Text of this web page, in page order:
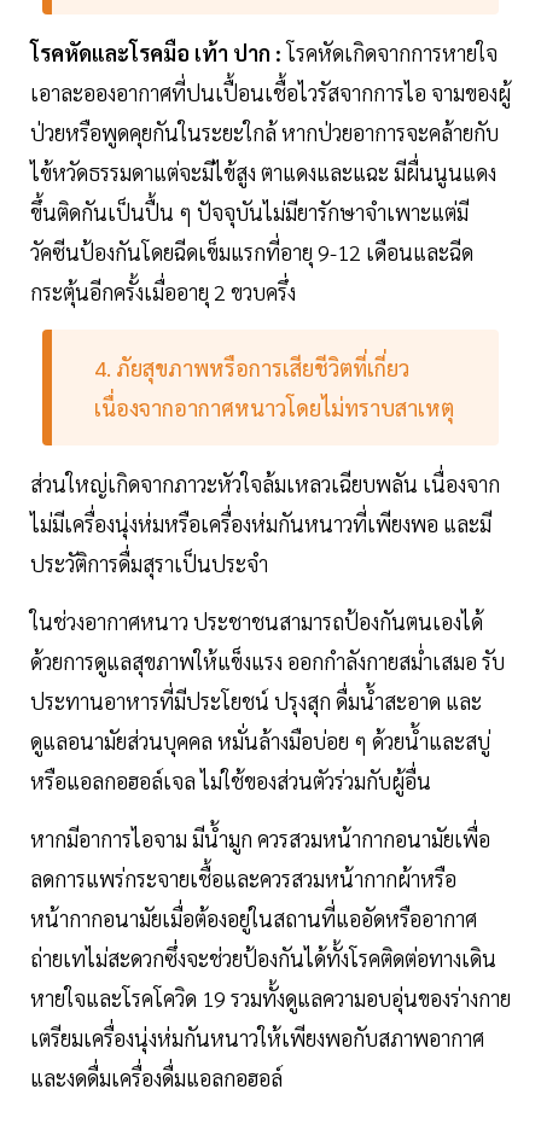
โรคหัดและโรคมือ เท้า ปาก :โรคหัดเกิดจากการหายใจ
เอาละอองอากาศที่ปนเปื้อนเชื้อไวรัสจากการไอ จามของผู้
ป่วยหรือพูดคุยกันในระยะใกล้ หากป่วยอาการจะคล้ายกับ
ไข้หวัดธรรมดาแต่จะมีไข้สูง ตาแดงและแฉะ มีผื่นนูนแดง
ขึ้นติดกันเป็นปื้น ๆ ปัจจุบันไม่มียารักษาจำเพาะแต่มี
วัคซีนป้องกันโดยฉีดเข็มแรกที่อายุ 9-12 เดือนและฉีด
กระตุ้นอีกครั้งเมื่ออายุ 2 ขวบครึ่ง
4. ภัยสุขภาพหรือการเสียชีวิตที่เกี่ยว
เนื่องจากอากาศหนาวโดยไม่ทราบสาเหตุ
ส่วนใหญ่เกิดจากภาวะหัวใจล้มเหลวเฉียบพลัน เนื่องจาก
ไม่มีเครื่องนุ่งห่มหรือเครื่องห่มกันหนาวที่เพียงพอ และมี
ประวัติการดื่มสุราเป็นประจำ
ในช่วงอากาศหนาว ประชาชนสามารถป้องกันตนเองได้
ด้วยการดูแลสุขภาพให้แข็งแรง ออกกำลังกายสม่ำเสมอ รับ
ประทานอาหารที่มีประโยชน์ ปรุงสุก ดื่มน้ำสะอาด และ
ดูแลอนามัยส่วนบุคคล หมั่นล้างมือบ่อย ๆ ด้วยน้ำและสบู่
หรือแอลกอฮอล์เจล ไม่ใช้ของส่วนตัวร่วมกับผู้อื่น
หากมีอาการไอจาม มีน้ำมูก ควรสวมหน้ากากอนามัยเพื่อ
ลดการแพร่กระจายเชื้อและควรสวมหน้ากากผ้าหรือ
หน้ากากอนามัยเมื่อต้องอยู่ในสถานที่แออัดหรืออากาศ
ถ่ายเทไม่สะดวกซึ่งจะช่วยป้องกันได้ทั้งโรคติดต่อทางเดิน
หายใจและโรคโควิด 19 รวมทั้งดูแลความอบอุ่นของร่างกาย
เตรียมเครื่องนุ่งห่มกันหนาวให้เพียงพอกับสภาพอากาศ
และงดดื่มเครื่องดื่มแอลกอฮอล์